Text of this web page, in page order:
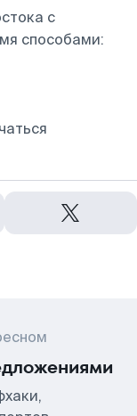
с
способами: